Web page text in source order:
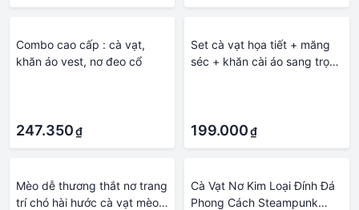
Combo cao cấp : cà vạt,
khăn áo vest, nơ đeo cổ
247.350₫
Set cà vạt họa tiết + măng
séc + khăn cài áo sang trọng
199.000₫
Mèo dễ thương thắt nơ trang
trí chó hài hước cà vạt mèo
Cà Vạt Nơ Kim Loại Đính Đá
Phong Cách Steampunk